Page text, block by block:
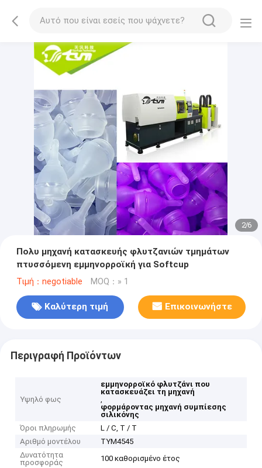
2/6
Πολυ μηχανή κατασκευής φλυτζανιών τμημάτων
πτυσσόμενη εμμηνορροϊκή για Softcup
Τιμή：negotiable MOQ：» 1
Καλύτερη τιμή Επικοινωνήστε
Περιγραφή Προϊόντων
Υψηλό φως
εμμηνορροϊκό φλυτζάνι που
κατασκευάζει τη μηχανή
,
φορμάροντας μηχανή συμπίεσης
σιλικόνης
Όροι πληρωμής
L / C, T / T
Αριθμό μοντέλου
TYM4545
Δυνατότητα
προσφοράς
100 καθορισμένο έτος